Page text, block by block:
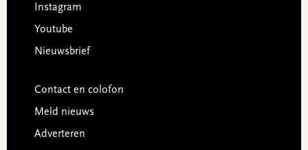
Instagram
Youtube
Nieuwsbrief
Contact en colofon
Meld nieuws
Adverteren